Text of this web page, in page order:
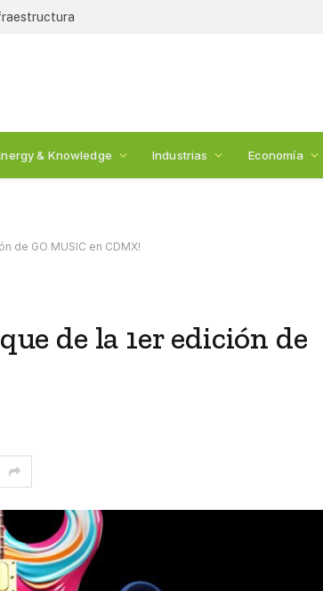
& Knowledge Industrias Economía
de GO MUSIC en CDMX!
de la 1er edición de